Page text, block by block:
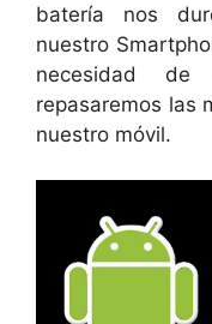
batería nos
nuestro
necesidad
repasaremos las
nuestro móvil.